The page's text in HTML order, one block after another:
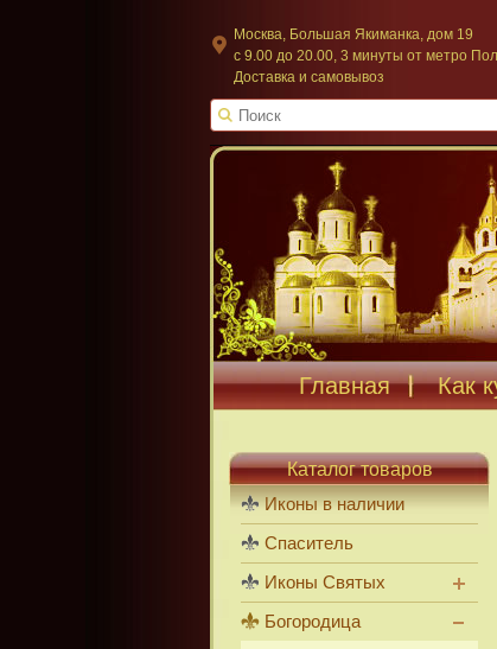
Москва, Большая Якиманка, дом 19
c 9.00 до 20.00, 3 минуты от метро
Доставка и самовывоз
Главная Как
Каталог товаров
Иконы в наличии
Спаситель
Иконы Святых
Богородица